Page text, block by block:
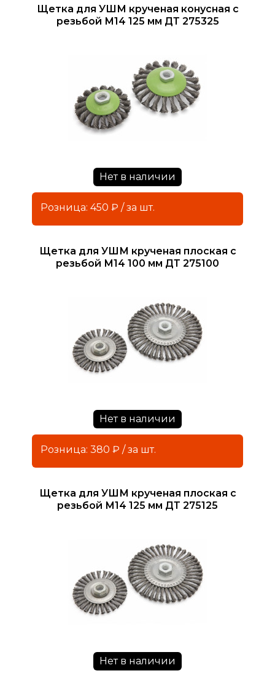
Щетка для УШМ крученая конусная с
резьбой М14 125 мм ДТ 275325
Нет в наличии
Розница: 450 ₽ / за шт.
Щетка для УШМ крученая плоская с
резьбой М14 100 мм ДТ 275100
Нет в наличии
Розница: 380 ₽ / за шт.
Щетка для УШМ крученая плоская с
резьбой М14 125 мм ДТ 275125
Нет в наличии